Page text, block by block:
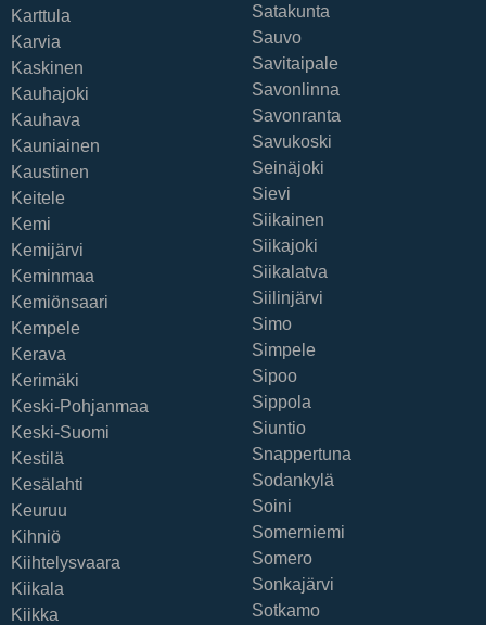
Karttula
Karvia
Kaskinen
Kauhajoki
Kauhava
Kauniainen
Kaustinen
Keitele
Kemi
Kemijärvi
Keminmaa
Kemiönsaari
Kempele
Kerava
Kerimäki
Keski-Pohjanmaa
Keski-Suomi
Kestilä
Kesälahti
Keuruu
Kihniö
Kiihtelysvaara
Kiikala
Kiikka
Satakunta
Sauvo
Savitaipale
Savonlinna
Savonranta
Savukoski
Seinäjoki
Sievi
Siikainen
Siikajoki
Siikalatva
Siilinjärvi
Simo
Simpele
Sipoo
Sippola
Siuntio
Snappertuna
Sodankylä
Soini
Somerniemi
Somero
Sonkajärvi
Sotkamo